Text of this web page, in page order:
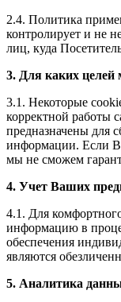
2.4. Политика
контролирует и не
лиц, куда
3. Для каких
3.1. Некоторые
корректной работы
предназначены для
информации. Если
мы не сможем
4. Учет Ваших
4.1. Для
информацию в
обеспечения
являются
5. Аналитика